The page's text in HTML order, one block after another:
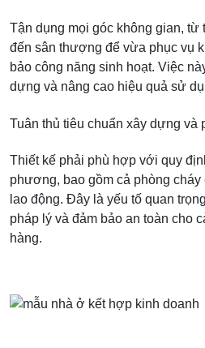
Tận dụng mọi góc không gian, từ
đến sân thượng để vừa phục vụ
bảo công năng sinh hoạt. Việc
dựng và nâng cao hiệu quả sử
Tuân thủ tiêu chuẩn xây dựng và
Thiết kế phải phù hợp với quy
phương, bao gồm cả phòng
lao động. Đây là yếu tố quan
pháp lý và đảm bảo an toàn cho
hàng.